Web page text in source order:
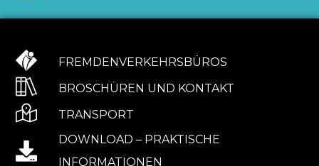
FREMDENVERKEHRSBÜROS
BROSCHÜREN UND KONTAKT
TRANSPORT
DOWNLOAD – PRAKTISCHE
INFORMATIONEN